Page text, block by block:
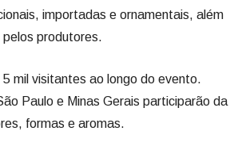
importadas e ornamentais, além
produtores.
mil visitantes ao longo do evento.
Paulo e Minas Gerais participarão da
formas e aromas.